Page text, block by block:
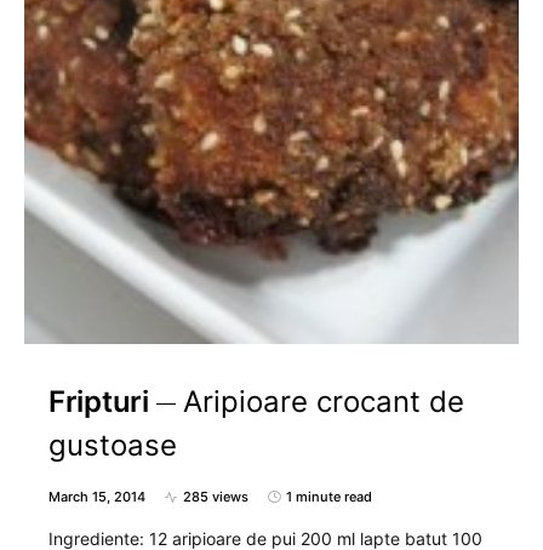
Fripturi
Aripioare crocant de
gustoase
March 15, 2014 285 views 1 minute read
Ingrediente: 12 aripioare de pui 200 ml lapte batut 100